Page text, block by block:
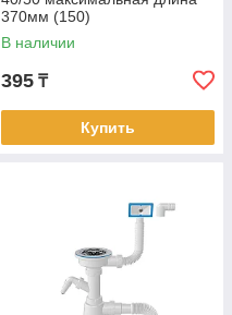
370мм (150)
В наличии
395 ₸
Купить